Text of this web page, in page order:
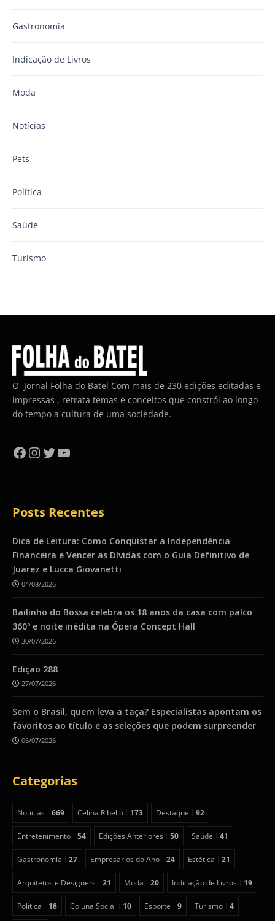
Gastronomia
Indicação de Livros
Moda
Notícias
Pets
Política
Saúde
Turismo
O Jornal Folha do Batel Com mais de 230 edições editadas e
impressas , retrata temas e conceitos que constrói ao longo
do tempo a cultura de uma sociedade.
Facebook
Instagram
Twitter
YouTube
Posts Recentes
Dica de Leitura: Como Conquistar a Independência
Financeira e Vencer as Dívidas com o Guia Definitivo de
Juarez e Lucca Giovanetti
04/08/2026
Bailinho do Bossa celebra os 18 anos da casa com palco
360º e noite inédita na Ópera Concept Hall
30/07/2026
Ediçao 288
27/07/2026
Sem o Brasil, quem leva a taça? Especialistas apontam os
favoritos ao título e as seleções que podem surpreender
06/07/2026
Categorias
Notícias 669 Celina Ribello 173 Destaque 92
Entretenimento 54 Edições Anteriores 50 Saúde 41
Gastronomia 27 Empresarios do Ano 24 Estética 21
Arquitetos e Designers 21 Moda 20 Indicação de Livros 19
Política 18 Coluna Social 10 Esporte 9 Turismo 4